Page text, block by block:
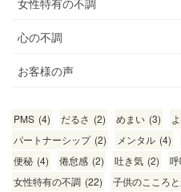
心の不調
お客様の声
PMS (4) だるさ (2) めまい (3)
パートナーシップ (2) メンタル (4)
便秘 (4) 倦怠感 (2) 吐き気 (2)
女性特有の不調 (22) 子供のこころ